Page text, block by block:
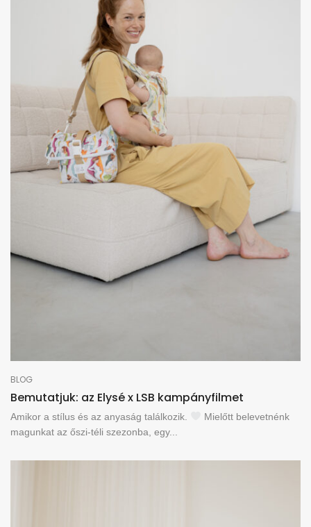
BLOG
Bemutatjuk: az Elysé x LSB kampányfilmet
Amikor a stílus és az anyaság találkozik.
Mielőtt belevetnénk
magunkat az őszi-téli szezonba, egy...